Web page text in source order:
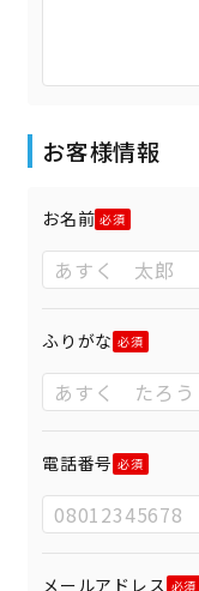
お客様情報
お名前
ふりがな
電話番号
メールアドレス